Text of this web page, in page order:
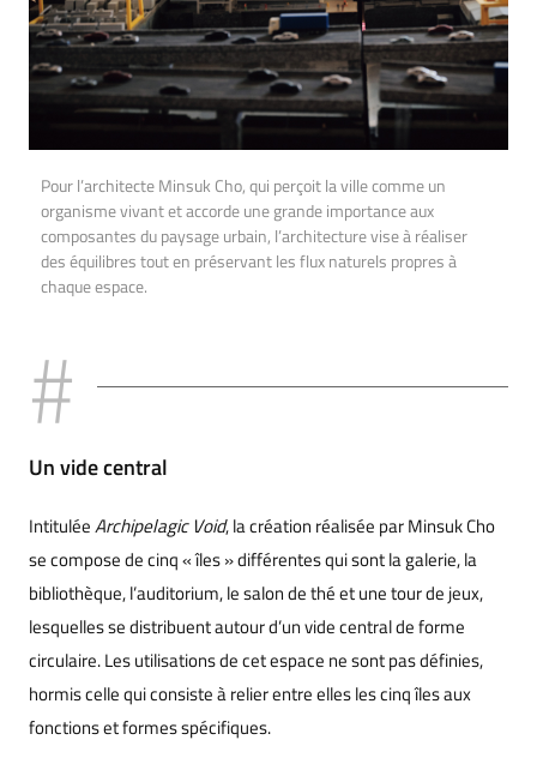
Pour l’architecte Minsuk Cho, qui perçoit la ville comme un
organisme vivant et accorde une grande importance aux
composantes du paysage urbain, l’architecture vise à réaliser
des équilibres tout en préservant les flux naturels propres à
chaque espace.
Un vide central
IntituléeArchipelagic Void, la création réalisée par Minsuk Cho
se compose de cinq « îles » différentes qui sont la galerie, la
bibliothèque, l’auditorium, le salon de thé et une tour de jeux,
lesquelles se distribuent autour d’un vide central de forme
circulaire. Les utilisations de cet espace ne sont pas définies,
hormis celle qui consiste à relier entre elles les cinq îles aux
fonctions et formes spécifiques.